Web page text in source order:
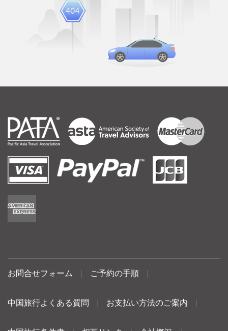
お問合せフォーム ご予約の手順
中国旅行よくある質問 お支払い方法のご案内